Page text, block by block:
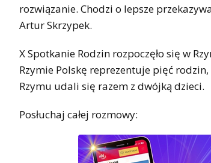
rozwiązanie. Chodzi o lepsze
Artur Skrzypek.
X Spotkanie Rodzin rozpoczęło się w
Rzymie Polskę reprezentuje pięć
Rzymu udali się razem z dwójką dzieci.
Posłuchaj całej rozmowy: